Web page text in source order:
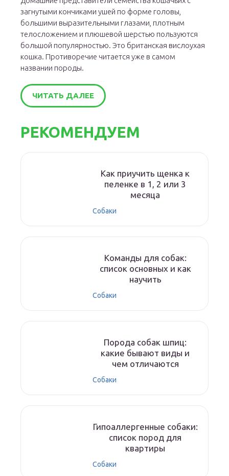
загнутыми кончиками ушей по форме головы,
большими выразительными глазами, плотным
телосложением и плюшевой шерстью пользуются
большой популярностью. Это британская вислоухая
кошка. Противоречие читается уже в самом
названии породы.
ЧИТАТЬ ДАЛЕЕ
РЕКОМЕНДУЕМ
Как приучить щенка к
пеленке в 1, 2 или 3
месяца
Собаки
Команды для собак:
список основных и как
научить
Собаки
Порода собак шпиц:
какие бывают виды и
чем отличаются
Собаки
Гипоаллергенные собаки:
список пород для
квартиры
Собаки